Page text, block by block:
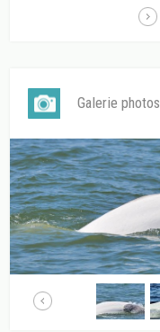
Galerie photos